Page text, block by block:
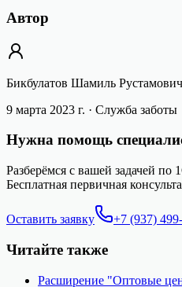
Автор
Бикбулатов Шамиль Рустамович
9 марта 2023 г. · Служба заботы
Нужна помощь
Разберёмся с вашей задачей по
Бесплатная первичная
Оставить заявку +7 (937)
Читайте также
Расширение "Оптовые